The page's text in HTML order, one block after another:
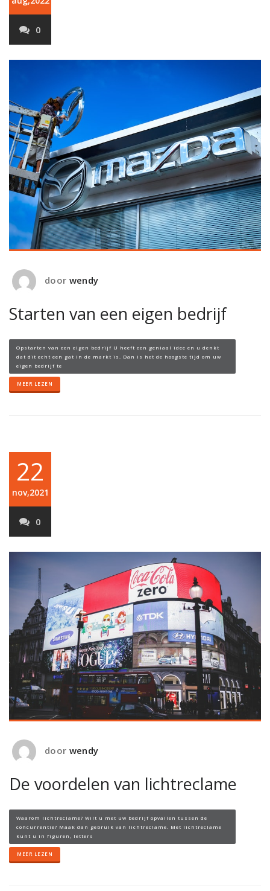
0
door wendy
Starten van een eigen bedrijf
Opstarten van een eigen bedrijf U heeft een geniaal idee en u denkt
dat dit echt een gat in de markt is. Dan is het de hoogste tijd om uw
eigen bedrijf te
MEER LEZEN
22
nov,2021
0
door wendy
De voordelen van lichtreclame
Waarom lichtreclame? Wilt u met uw bedrijf opvallen tussen de
concurrentie? Maak dan gebruik van lichtreclame. Met lichtreclame
kunt u in figuren, letters
MEER LEZEN